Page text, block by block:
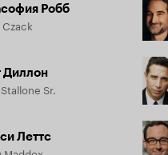
Робб
Czack
Диллон
Sr.
Леттс